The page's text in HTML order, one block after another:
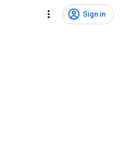
Sign in